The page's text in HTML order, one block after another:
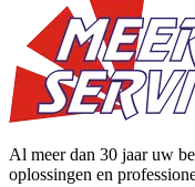
Al meer dan 30 jaar uw
oplossingen en